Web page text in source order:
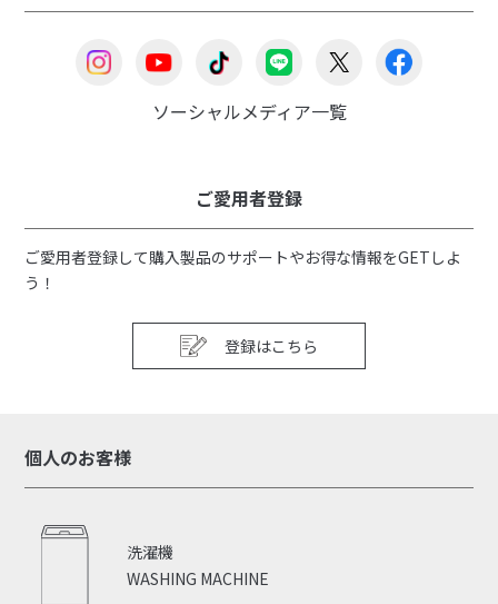
ソーシャルメディア一覧
ご愛用者登録
ご愛用者登録して購入製品のサポートやお得な情報をGETしよ
う！
登録はこちら
個人のお客様
WASHING MACHINE
洗濯機